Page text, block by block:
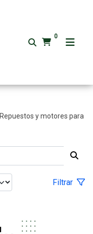
0
Repuestos y motores para
Filtrar